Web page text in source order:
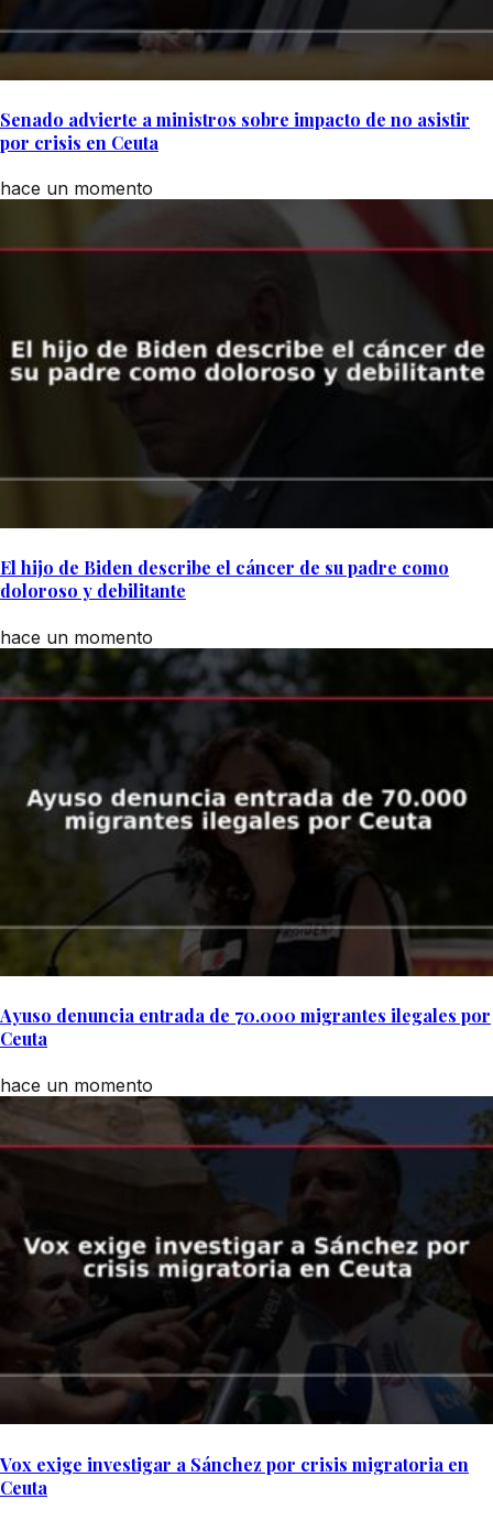
Senado advierte a ministros sobre impacto de no asistir
por crisis en Ceuta
hace un momento
El hijo de Biden describe el cáncer de su padre como
doloroso y debilitante
hace un momento
Ayuso denuncia entrada de 70.000 migrantes ilegales por
Ceuta
hace un momento
Vox exige investigar a Sánchez por crisis migratoria en
Ceuta